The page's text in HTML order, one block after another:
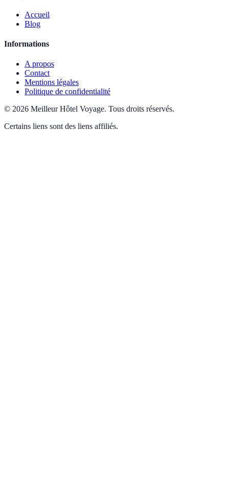
Accueil
Blog
Informations
A propos
Contact
Mentions légales
Politique de confidentialité
© 2026 Meilleur Hôtel Voyage. Tous droits réservés.
Certains liens sont des liens affiliés.